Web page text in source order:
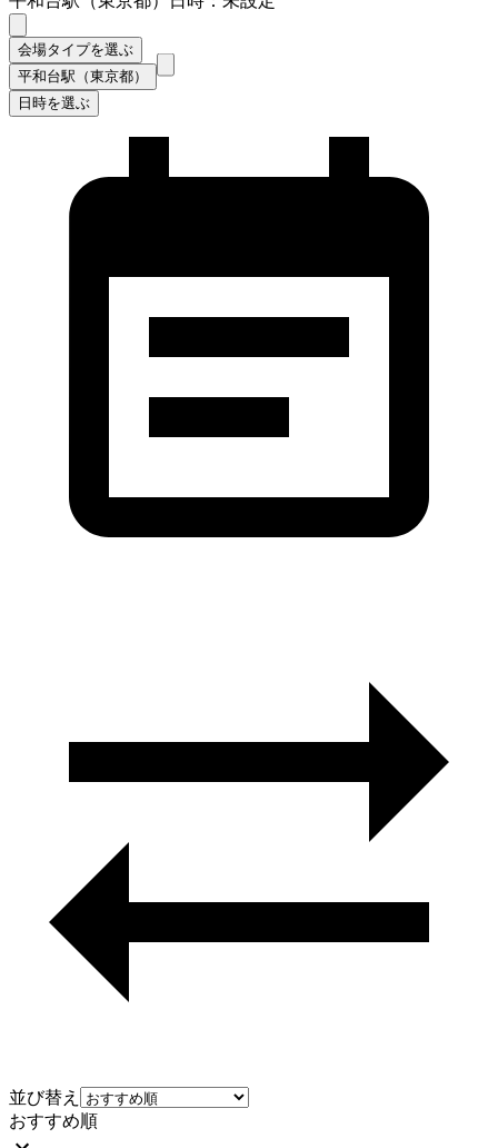
会場タイプを選ぶ
平和台駅（東京都）
日時を選ぶ
並び替え
おすすめ順